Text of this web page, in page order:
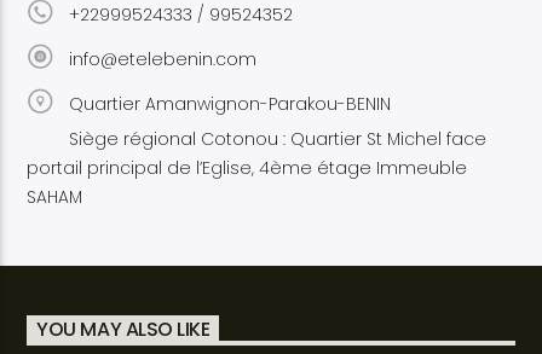
+22999524333 / 99524352
info@etelebenin.com
Quartier Amanwignon-Parakou-BENIN
Siège régional Cotonou : Quartier St Michel face
portail principal de l’Eglise, 4ème étage Immeuble
SAHAM
YOU MAY ALSO LIKE